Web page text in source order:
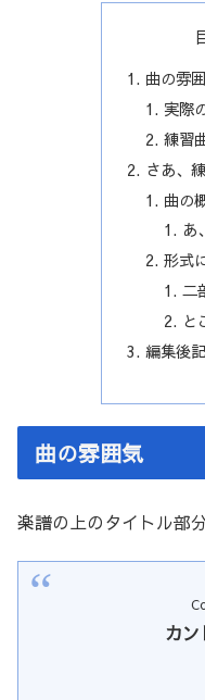
曲の雰
実際
練習
さあ、
曲の
あ
形式
二
と
編集後記
曲の雰囲気
楽譜の上のタイトル部
カン